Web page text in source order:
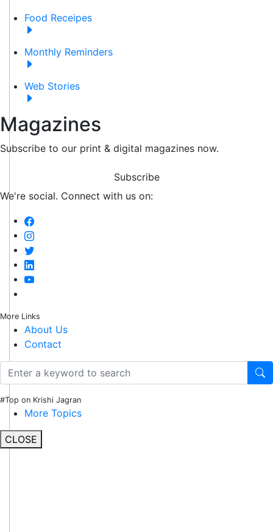
Food Receipes
Monthly Reminders
Web Stories
Magazines
Subscribe to our print & digital magazines now.
Subscribe
We're social. Connect with us on:
More Links
About Us
Contact
#Top on Krishi Jagran
More Topics
CLOSE